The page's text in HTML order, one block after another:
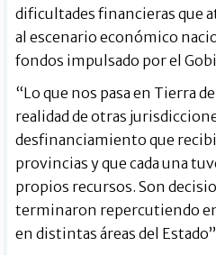
dificultades financieras que
al escenario económico
fondos impulsado por el
“Lo que nos pasa en Tierra
realidad de otras
desfinanciamiento que
provincias y que cada una
propios recursos. Son
terminaron repercutiendo
en distintas áreas del